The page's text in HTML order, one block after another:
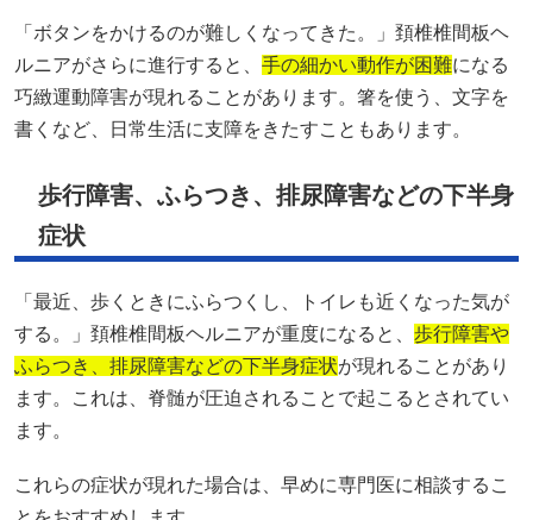
「ボタンをかけるのが難しくなってきた。」頚椎椎間板ヘ
ルニアがさらに進行すると、 手の細かい動作が困難になる
巧緻運動障害が現れることがあります。箸を使う、文字を
書くなど、日常生活に支障をきたすこともあります。
歩行障害、ふらつき、排尿障害などの下半身
症状
「最近、歩くときにふらつくし、トイレも近くなった気が
する。」頚椎椎間板ヘルニアが重度になると、 歩行障害や
ふらつき、排尿障害などの下半身症状が現れることがあり
ます。これは、脊髄が圧迫されることで起こるとされてい
ます。
これらの症状が現れた場合は、早めに専門医に相談するこ